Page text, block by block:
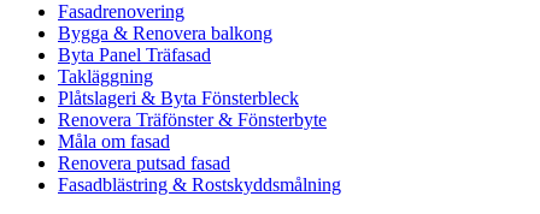
Fasadrenovering
Bygga & Renovera balkong
Byta Panel Träfasad
Takläggning
Plåtslageri & Byta Fönsterbleck
Renovera Träfönster & Fönsterbyte
Måla om fasad
Renovera putsad fasad
Fasadblästring & Rostskyddsmålning